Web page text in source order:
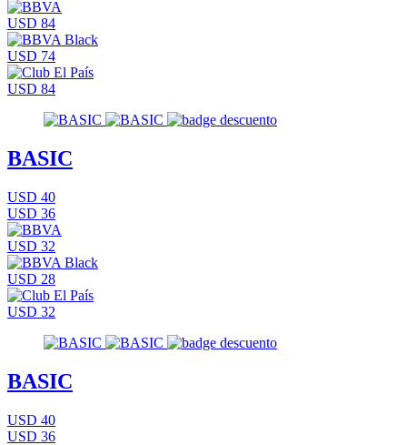
USD 84
USD 74
USD 84
BASIC
USD 40
USD 36
USD 32
USD 28
USD 32
BASIC
USD 40
USD 36